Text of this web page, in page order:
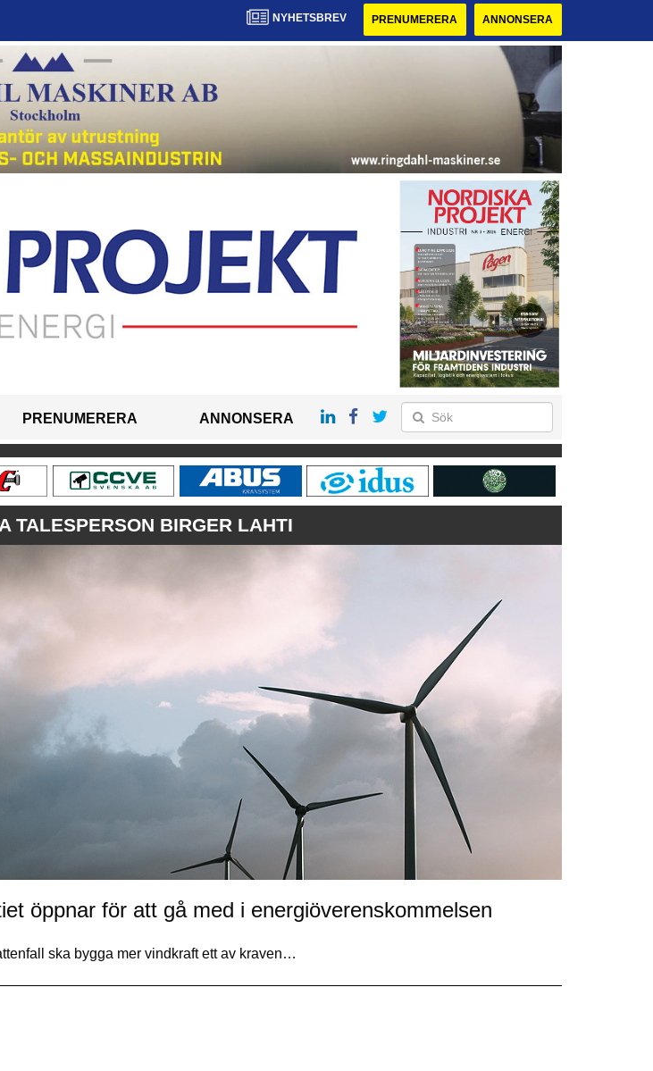
NYHETSBREV PRENUMERERA ANNONSERA
PRENUMERERA ANNONSERA
TALESPERSON BIRGER LAHTI
öppnar för att gå med i energiöverenskommelsen
ska bygga mer vindkraft ett av kraven…